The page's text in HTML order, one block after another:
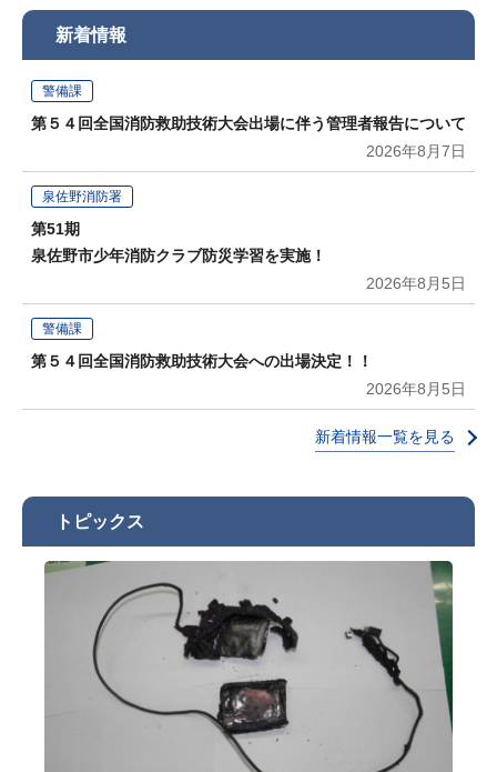
新着情報
警備課
第５４回全国消防救助技術大会出場に伴う管理者報告について
2026年8月7日
泉佐野消防署
第51期
泉佐野市少年消防クラブ防災学習を実施！
2026年8月5日
警備課
第５４回全国消防救助技術大会への出場決定！！
2026年8月5日
新着情報一覧を見る
トピックス